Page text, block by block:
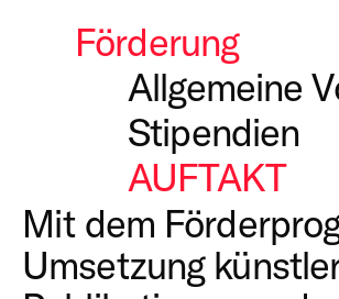
Förderung
Allgemeine
Für allgemeine
Antragsverfahren.
Kunstschaffende
Projekträume
Stipendien
Arbeits-
AUFTAKT
Mit dem
Umsetzung